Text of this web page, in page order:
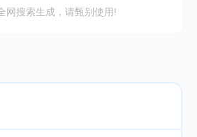
网搜索生成，请甄别使用!